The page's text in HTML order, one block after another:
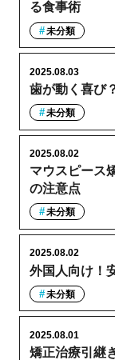
る食事術
未分類
歯が動く喜び
2025.08.03
未分類
マウスピース
の注意点
2025.08.02
未分類
外国人向け！
2025.08.02
未分類
矯正治療引継
2025.08.01